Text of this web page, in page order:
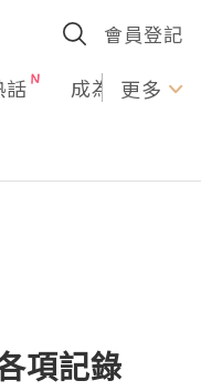
會員登記
話 成為U更多
項記錄